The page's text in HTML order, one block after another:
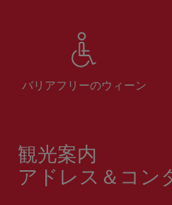
バリアフリーのウィーン
観光案内
アドレス＆コン